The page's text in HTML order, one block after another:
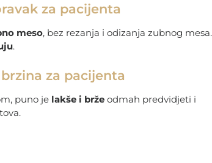
za pacijenta
meso, bez rezanja i odizanja zubnog mesa.
.
za pacijenta
puno je lakše i brže odmah predvidjeti i